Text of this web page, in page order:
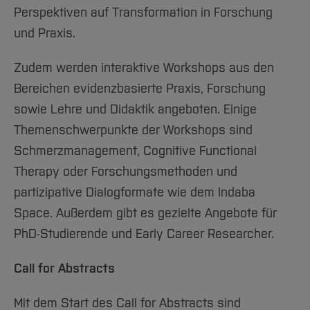
Perspektiven auf Transformation in Forschung
und Praxis.
Zudem werden interaktive Workshops aus den
Bereichen evidenzbasierte Praxis, Forschung
sowie Lehre und Didaktik angeboten. Einige
Themenschwerpunkte der Workshops sind
Schmerzmanagement, Cognitive Functional
Therapy oder Forschungsmethoden und
partizipative Dialogformate wie dem Indaba
Space. Außerdem gibt es gezielte Angebote für
PhD-Studierende und Early Career Researcher.
Call for Abstracts
Mit dem Start des Call for Abstracts sind